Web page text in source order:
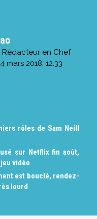
en Chef
mars 2018, 12:33
rôles de Sam Neill
sur Netflix fin août,
vidéo
est bouclé, rendez-
lourd